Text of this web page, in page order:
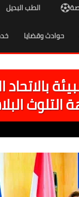
الطب البديل
حوادث وقضايا
بالاتحاد
التلوث